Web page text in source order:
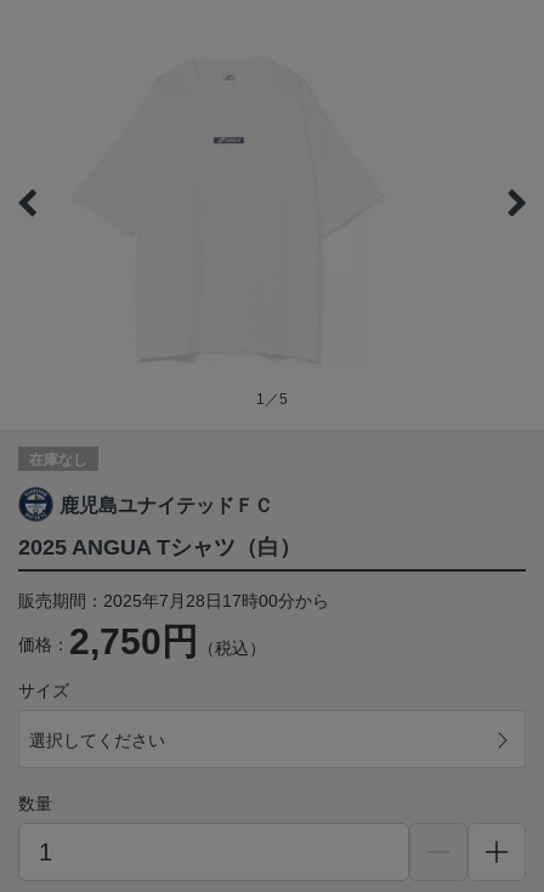
1／5
在庫なし
鹿児島ユナイテッドＦＣ
2025 ANGUA Tシャツ（白）
販売期間：2025年7月28日17時00分から
価格： 2,750円 （税込）
サイズ
選択してください
数量